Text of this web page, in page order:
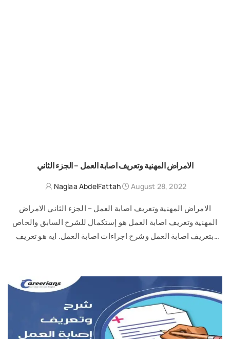
الامراض المهنية وتعريف اصابة العمل – الجزء الثاني
Naglaa AbdelFattah August 28, 2022
الامراض المهنية وتعريف اصابة العمل – الجزء الثاني الامراض
المهنية وتعريف اصابة العمل هو إستكمال للشرح السابق والخاص
بتعريف اصابة العمل وشرح اجراءات اصابة العمل. ايه هو تعريف